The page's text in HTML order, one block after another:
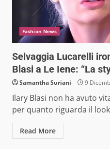
Fashion News
Selvaggia Lucarelli
Blasi a Le Iene: “La
Samantha Suriani 9
Ilary Blasi non ha avuto
per quanto riguarda il
Read More